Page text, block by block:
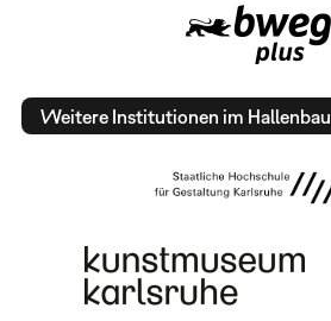
Weitere Institutionen im Hallenbau